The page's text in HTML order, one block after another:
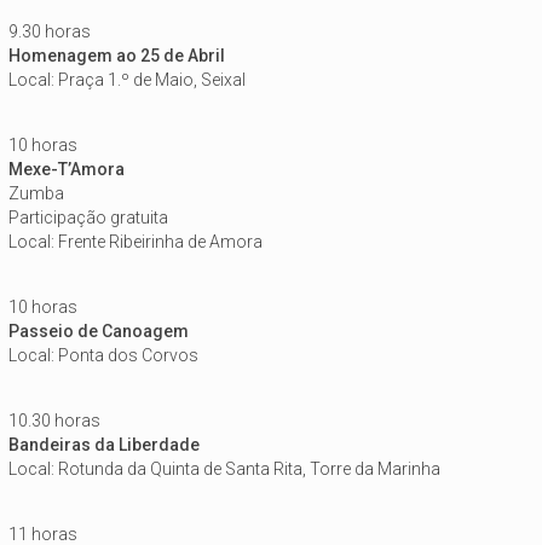
9.30 horas
Homenagem ao 25 de Abril
Local: Praça 1.º de Maio, Seixal
10 horas
Mexe-T’Amora
Zumba
Participação gratuita
Local: Frente Ribeirinha de Amora
10 horas
Passeio de Canoagem
Local: Ponta dos Corvos
10.30 horas
Bandeiras da Liberdade
Local: Rotunda da Quinta de Santa Rita, Torre da Marinha
11 horas